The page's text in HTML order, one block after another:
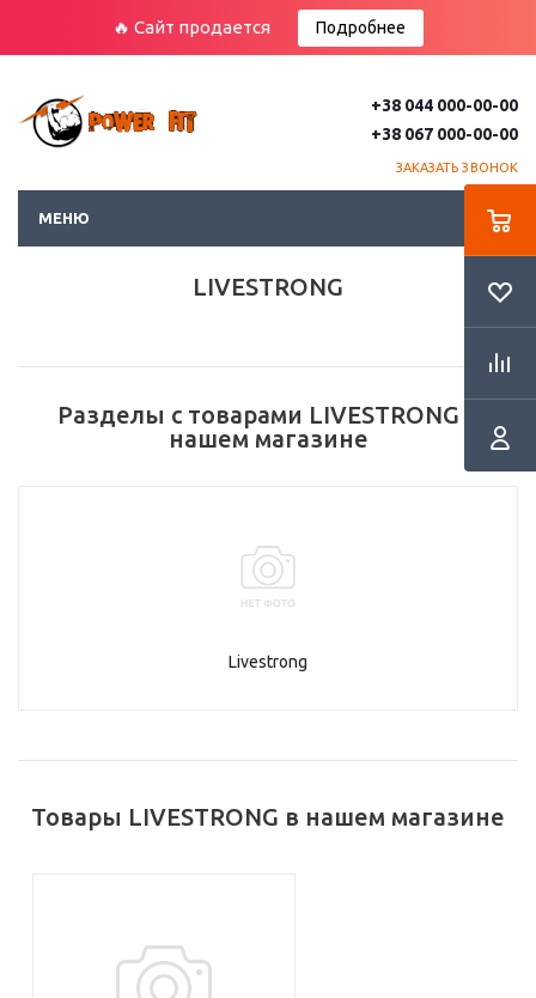
🔥 Сайт продается Подробнее
+38 044 000-00-00
+38 067 000-00-00
ЗАКАЗАТЬ ЗВОНОК
МЕНЮ
LIVESTRONG
Разделы с товарами LIVESTRONG в
нашем магазине
Livestrong
Товары LIVESTRONG в нашем магазине